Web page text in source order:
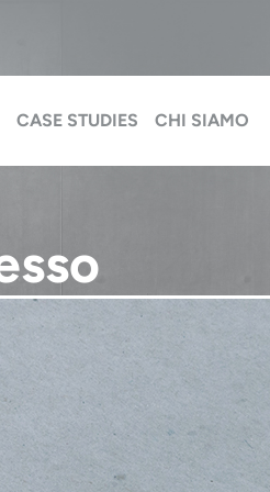
CASE STUDIES CHI SIAMO